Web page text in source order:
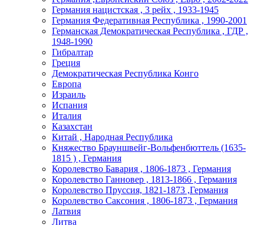
Германия нацистская , 3 рейх , 1933-1945
Германия Федеративная Республика , 1990-2001
Германская Демократическая Республика , ГДР ,
1948-1990
Гибралтар
Греция
Демократическая Республика Конго
Европа
Израиль
Испания
Италия
Казахстан
Китай , Народная Республика
Княжество Брауншвейг-Вольфенбюттель (1635-
1815 ) , Германия
Королевство Бавария , 1806-1873 , Германия
Королевство Ганновер , 1813-1866 , Германия
Королевство Пруссия, 1821-1873 ,Германия
Королевство Саксония , 1806-1873 , Германия
Латвия
Литва